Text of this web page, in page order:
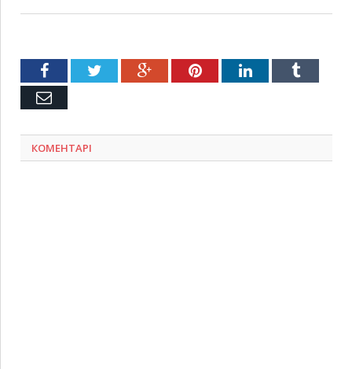
FacebookTwitter Google+PinterestLinkedInTumblr
Емейл
КОМЕНТАРІ